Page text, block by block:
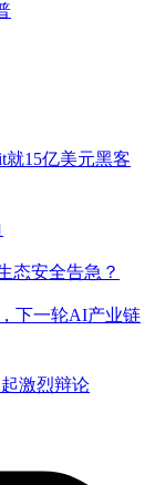
15亿美元黑客
态安全告急？
下一轮AI产业链
激烈辩论